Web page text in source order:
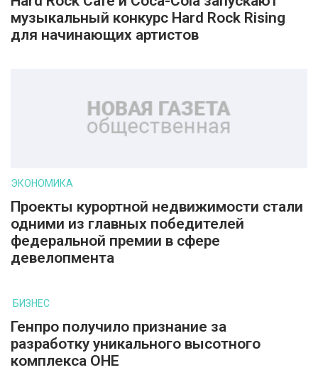
музыкальный конкурс Hard Rock Rising
для начинающих артистов
ЭКОНОМИКА
Проекты курортной недвижимости стали
одними из главных победителей
федеральной премии в сфере
девелопмента
БИЗНЕС
Генпро получило признание за
разработку уникального высотного
комплекса ОНЕ